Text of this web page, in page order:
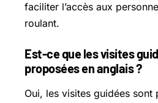
faciliter l’accès aux
roulant.
Est-ce que les visites
proposées en anglais ?
Oui, les visites guidées sont